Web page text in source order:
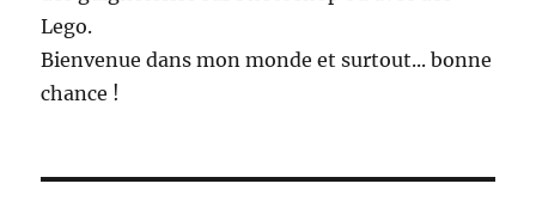
Lego.
Bienvenue dans mon monde et surtout... bonne
chance !